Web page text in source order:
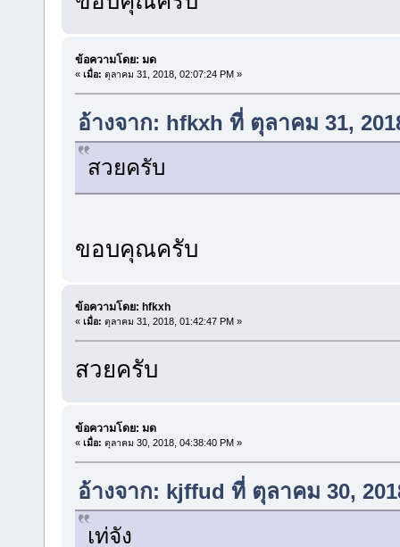
ข้อความโดย: มด
« เมื่อ: ตุลาคม 31, 2018, 02:07:24 PM »
อ้างจาก: hfkxh ที่ ตุลาคม 31,
สวยครับ
ขอบคุณครับ
ข้อความโดย: hfkxh
« เมื่อ: ตุลาคม 31, 2018, 01:42:47 PM »
สวยครับ
ข้อความโดย: มด
« เมื่อ: ตุลาคม 30, 2018, 04:38:40 PM »
อ้างจาก: kjffud ที่ ตุลาคม 30,
เท่จัง